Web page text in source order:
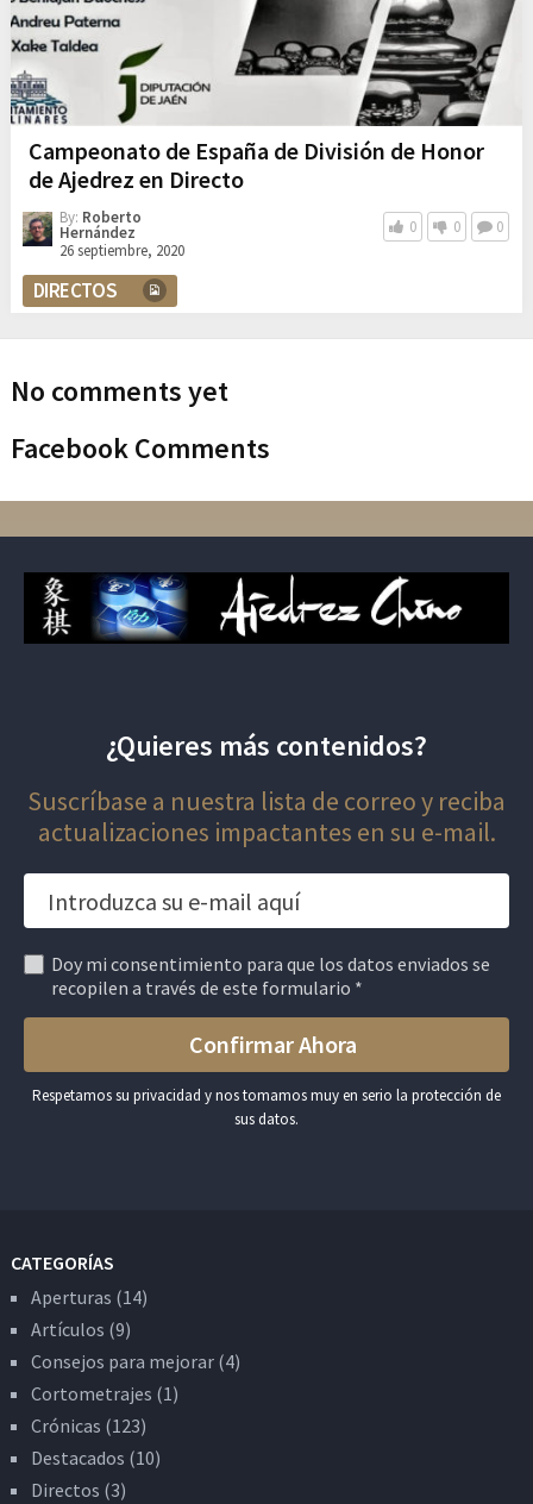
Campeonato de España de División de Honor
de Ajedrez en Directo
By: Roberto
Hernández
26 septiembre, 2020
0 0 0
DIRECTOS
No comments yet
Facebook Comments
¿Quieres más contenidos?
Suscríbase a nuestra lista de correo y reciba
actualizaciones impactantes en su e-mail.
Doy mi consentimiento para que los datos enviados se
recopilen a través de este formulario *
Respetamos su privacidad y nos tomamos muy en serio la protección de
sus datos.
CATEGORÍAS
Aperturas (14)
Artículos (9)
Consejos para mejorar(4)
Cortometrajes (1)
Crónicas (123)
Destacados (10)
Directos (3)